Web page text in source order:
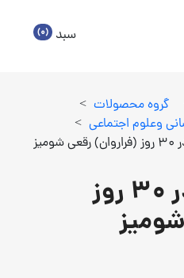
سبد (0)
گروه محصولات >
وعلوم اجتماعي >
تقویت حافظه در 30 روز